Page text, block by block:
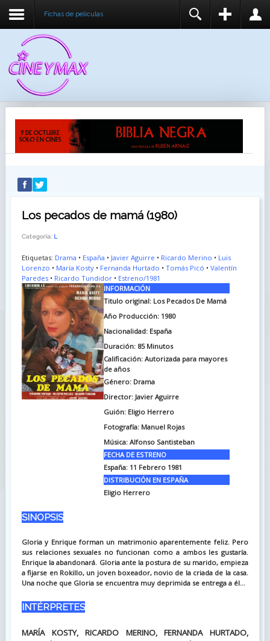
Fichas de peliculas
RECUÉRDEME
IDENTIFICARSE
REGISTER
Los pecados de mamá (1980)
Categoría: L
Etiquetas: Drama • España • Javier Aguirre • Ricardo Merino • Luis
Lorenzo • María Kosty• Fernanda Hurtado • Tomás Picó • Valentín
Paredes• Ricardo Tundidor• Estreno/1981
INFORMACIÓN
Titulo original: Los Pecados De Mamá
Año Producción: 1980
Nacionalidad: España
Duración: 85 Minutos
Calificación: Autorizada para mayores
de años
Género: Drama
Director: Javier Aguirre
Guión: Eligio Herrero
Fotografía: Manuel Rojas
Música: Alfonso Santisteban
FECHA DE ESTRENO
España: 11 Febrero 1981
DISTRIBUCIÓN EN ESPAÑA
Eligio Herrero
SINOPSIS
Gloria y Enrique forman un matrimonio aparentemente feliz. Pero
sus relaciones sexuales no funcionan como a ambos les gustaría.
Enrique la abandonará. Gloria ante la postura de su marido, empieza
a fijarse en Rokillo, un joven boxeador, novio de la criada de la casa.
Una noche que Gloria se encuentra muy deprimida se entrega a él...
INTÉRPRETES
MARÍA KOSTY, RICARDO MERINO, FERNANDA HURTADO,